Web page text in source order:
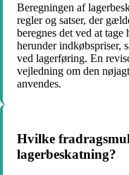
Beregningen af
regler og satser, der
beregnes det ved at
herunder indkøbspriser,
ved lagerføring. En
vejledning om den
anvendes.
Hvilke
lagerbeskatning?